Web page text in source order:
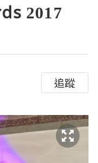
2017
追蹤